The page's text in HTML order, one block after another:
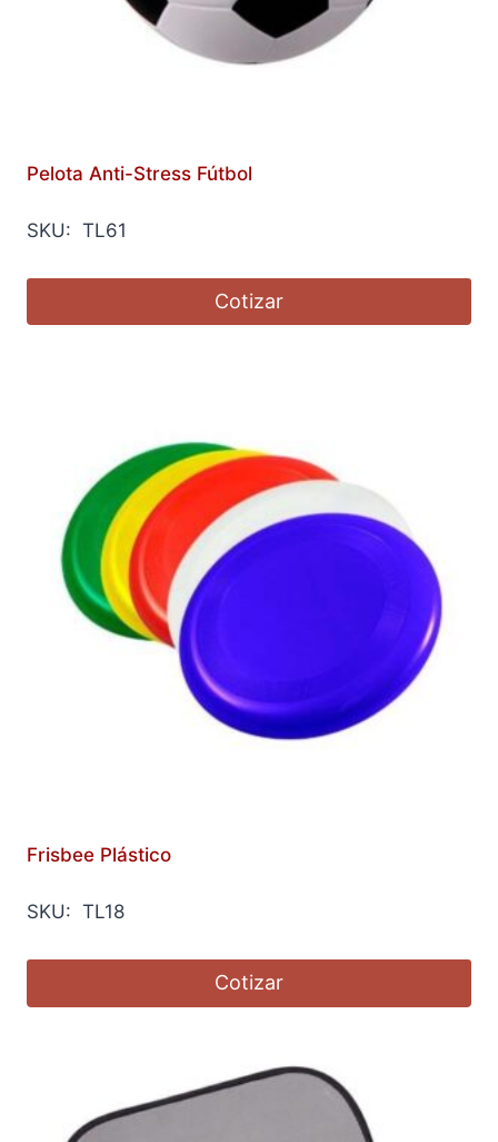
Pelota Anti-Stress Fútbol
SKU: TL61
Cotizar
Frisbee Plástico
SKU: TL18
Cotizar